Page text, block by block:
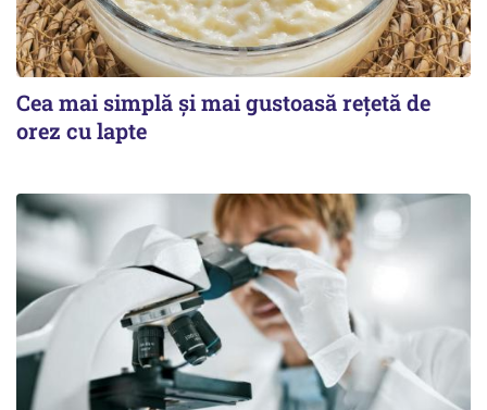
Cea mai simplă și mai gustoasă rețetă de
orez cu lapte